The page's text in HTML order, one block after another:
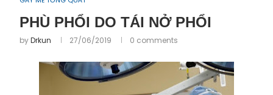
PHÙ PHỔI DO TÁI NỞ PHỔI
byDrkun 27/06/2019 0 comments